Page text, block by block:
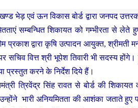
भेड़ एवं ऊन विकास बोर्ड द्वारा जनपद
सम्बन्धित शिकायत को गम्भीरता से लेते
द्वारा कृषि उत्पादन आयुक्त, श्रीमती
सचिव वित्त श्री भूपेश तिवारी भी सदस्य होंगे।
प्रस्तुत करने के निर्देश दिये हैं।
त्रिवेंद्र सिंह रावत से बोर्ड की
भारी अनियमितता की आशंका जताते हुए